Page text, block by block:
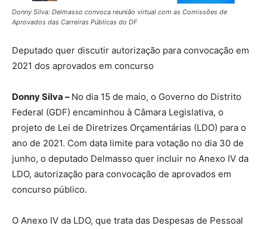
Donny Silva: Delmasso convoca reunião virtual com as Comissões de
Aprovados das Carreiras Públicas do DF
Deputado quer discutir autorização para convocação em
2021 dos aprovados em concurso
Donny Silva – No dia 15 de maio, o Governo do Distrito
Federal (GDF) encaminhou à Câmara Legislativa, o
projeto de Lei de Diretrizes Orçamentárias (LDO) para o
ano de 2021. Com data limite para votação no dia 30 de
junho, o deputado Delmasso quer incluir no Anexo IV da
LDO, autorização para convocação de aprovados em
concurso público.
O Anexo IV da LDO, que trata das Despesas de Pessoal